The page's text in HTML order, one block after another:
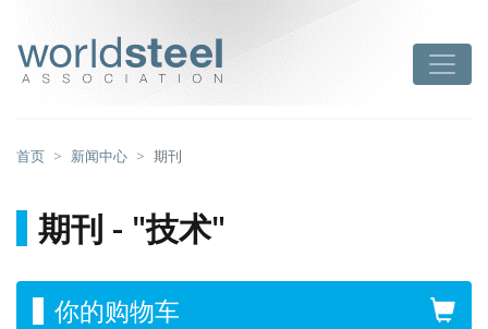
首页 新闻中心 期刊
期刊 - "技术"
你的购物车